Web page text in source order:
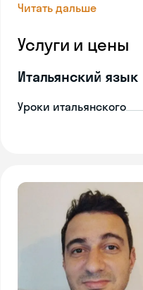
Читать дальше
Услуги и цены
Итальянский язык
Уроки итальянского